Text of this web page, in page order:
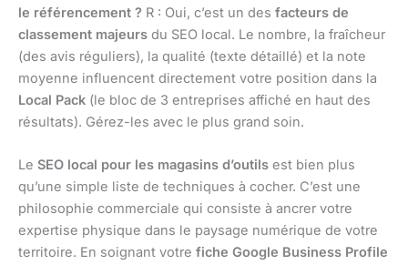
le référencement ? R : Oui, c’est un des facteurs de
classement majeurs du SEO local. Le nombre, la fraîcheur
(des avis réguliers), la qualité (texte détaillé) et la note
moyenne influencent directement votre position dans la
Local Pack (le bloc de 3 entreprises affiché en haut des
résultats). Gérez-les avec le plus grand soin.
Le SEO local pour les magasins d’outils est bien plus
qu’une simple liste de techniques à cocher. C’est une
philosophie commerciale qui consiste à ancrer votre
expertise physique dans le paysage numérique de votre
territoire. En soignant votre fiche Google Business Profile